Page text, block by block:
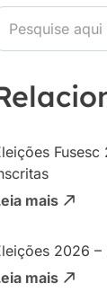
mais
2026 –
mais